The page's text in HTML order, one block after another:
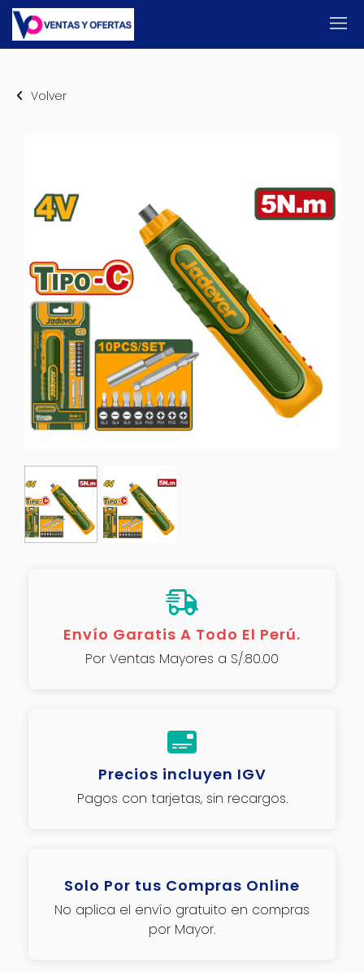
Volver
Envío Garatis A Todo El Perú.
Por Ventas Mayores a S/.80.00
Precios incluyen IGV
Pagos con tarjetas, sin recargos.
Solo Por tus Compras Online
No aplica el envío gratuito en compras
por Mayor.